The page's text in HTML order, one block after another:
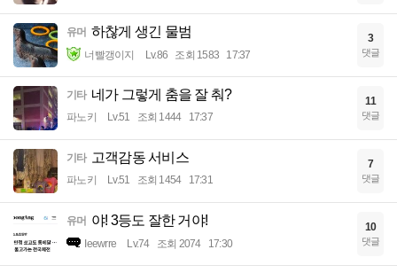
유머 하찮게 생긴 물범
너빨갱이지 Lv.86 조회 1583 17:37
3
댓글
기타 네가 그렇게 춤을 잘 춰?
파노키 Lv.51 조회 1444 17:37
11
댓글
기타 고객감동 서비스
파노키 Lv.51 조회 1454 17:31
7
댓글
유머 야! 3등도 잘한 거야!
Ieewrre Lv.74 조회 2074 17:30
10
댓글